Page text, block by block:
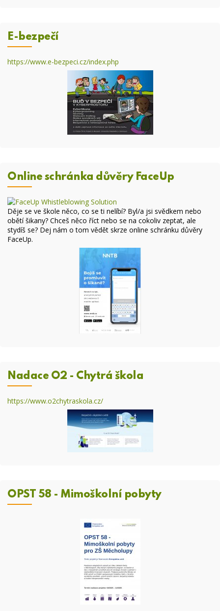
E-bezpečí
https://www.e-bezpeci.cz/index.php
Online schránka důvěry FaceUp
Děje se ve škole něco, co se ti nelíbí? Byl/a jsi svědkem nebo
obětí šikany? Chceš něco říct nebo se na cokoliv zeptat, ale
stydíš se? Dej nám o tom vědět skrze online schránku důvěry
FaceUp.
Nadace O2 - Chytrá škola
https://www.o2chytraskola.cz/
OPST 58 - Mimoškolní pobyty